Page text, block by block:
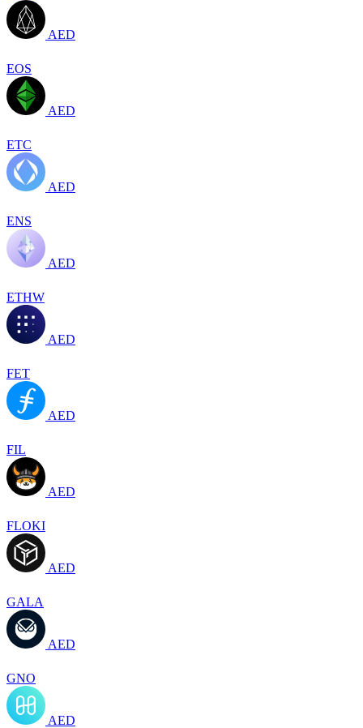
AED
EOS
AED
ETC
AED
ENS
AED
ETHW
AED
FET
AED
FIL
AED
FLOKI
AED
GALA
AED
GNO
AED